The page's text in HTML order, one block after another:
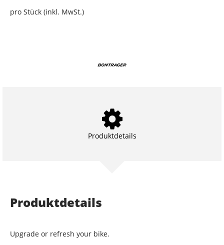
pro Stück (inkl. MwSt.)
Produktdetails
Produktdetails
Upgrade or refresh your bike.